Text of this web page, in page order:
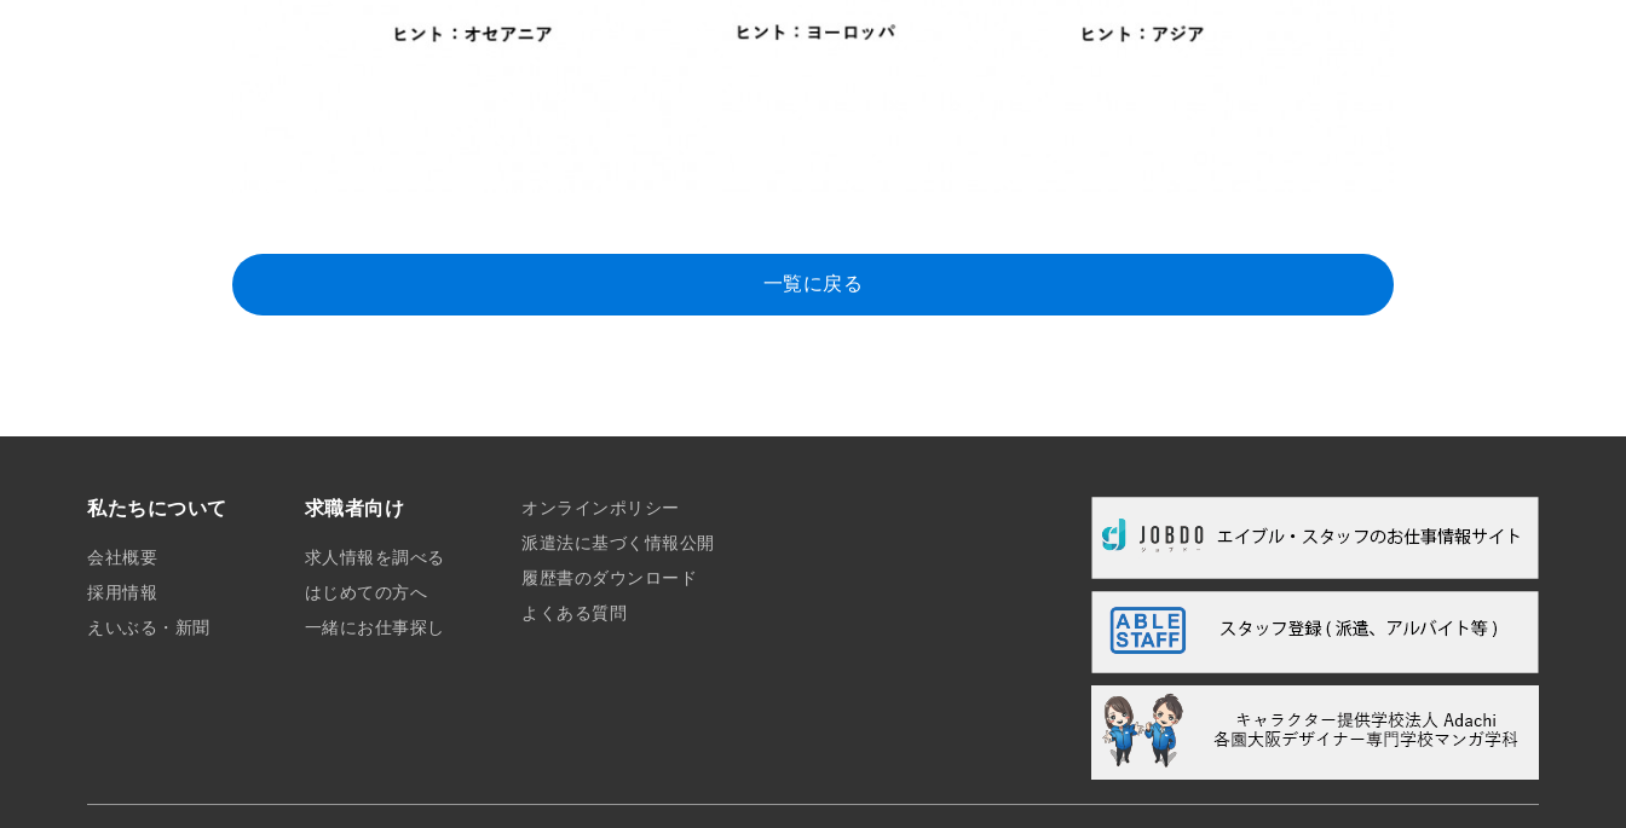
一覧に戻る
私たちについて
会社概要
採用情報
えいぶる・新聞
求職者向け
求人情報を調べる
はじめての方へ
一緒にお仕事探し
オンラインポリシー
派遣法に基づく情報公開
履歴書のダウンロード
よくある質問